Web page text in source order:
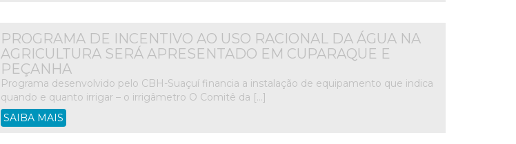
PROGRAMA DE INCENTIVO AO USO RACIONAL DA ÁGUA NA
AGRICULTURA SERÁ APRESENTADO EM CUPARAQUE E
PEÇANHA
Programa desenvolvido pelo CBH-Suaçuí financia a instalação de equipamento que indica
quando e quanto irrigar – o irrigâmetro O Comitê da […]
SAIBA MAIS